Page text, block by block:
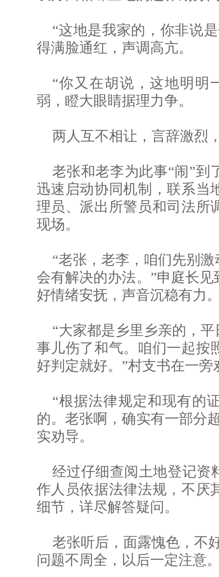
“这地是我家的，你非说
得满脸通红，声调高亢。
“你又在胡说，这地明明
弱，瞪大眼睛据理力争。
两人互不相让，言辞激烈
老张和老李为此事“闹”到
迅速启动协同机制，联系当
理员、派出所警员和司法所
现场。
“老张，老李，咱们先别
会有解决的办法。”申庭长
好情绪安抚，声音沉稳有力
“大家都是乡里乡亲的，
事儿伤了和气。咱们一起按
好判定就好。”村支书在一
“根据法律规定和现有的
的。老张啊，确实有一部分
实劝导。
经过仔细查阅土地登记资
作人员依据法律法规，不厌
细节，详尽解答疑问。
老张听后，面露愧色，不
问题不周全，以后一定注意